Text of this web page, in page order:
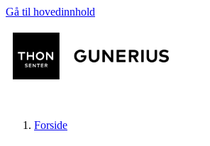
Gå til hovedinnhold
Forside